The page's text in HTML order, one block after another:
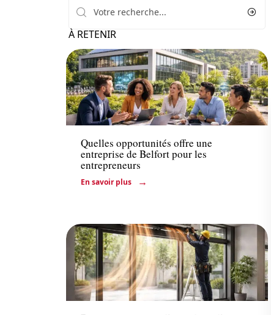
À RETENIR
Entreprise
Quelles opportunités offre une
entreprise de Belfort pour les
entrepreneurs
En savoir plus
Actu